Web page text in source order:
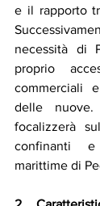
e il rapporto
necessità di
proprio
commerciali
delle
focalizzerà
confinanti e
marittime di